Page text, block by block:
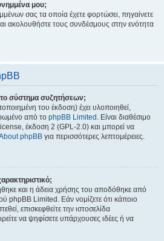
μου;
σας τα οποία έχετε φορτώσει, πηγαίνετε
ακολουθήστε τους συνδέσμους στην ενότητα
το σύστημα συζητήσεων;
του έκδοση) έχει υλοποιηθεί,
από το phpBB Limited . Είναι διαθέσιμο
έκδοση 2 (GPL-2.0) και μπορεί να
phpBB για περισσότερες λεπτομέρειες.
και η άδεια χρήσης του αποδόθηκε από
phpBB Limited. Εάν νομίζετε ότι κάποιο
επισκεφθείτε την ιστοσελίδα
να ψηφίσετε υπάρχουσες ιδέες ή να